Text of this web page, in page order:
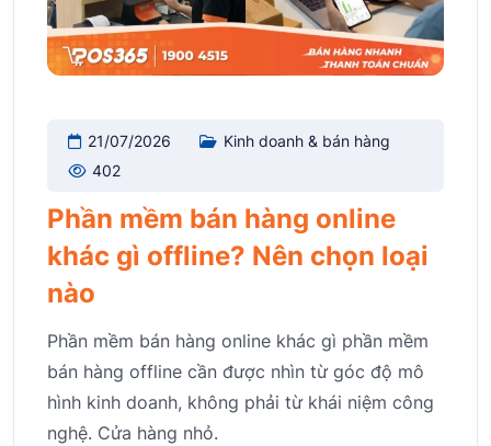
21/07/2026
Kinh doanh & bán hàng
402
Phần mềm bán hàng online
khác gì offline? Nên chọn loại
nào
Phần mềm bán hàng online khác gì phần mềm
bán hàng offline cần được nhìn từ góc độ mô
hình kinh doanh, không phải từ khái niệm công
nghệ. Cửa hàng nhỏ.